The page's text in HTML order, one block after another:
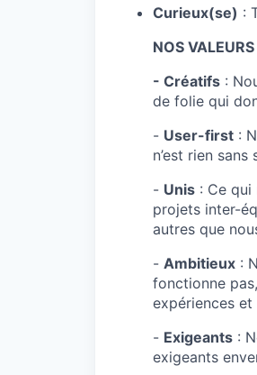
Curieux(se) :
NOS VALEURS
- Créatifs :
de folie qui
- User-first :
n’est rien
- Unis : Ce qui
projets inter-
autres que
- Ambitieux :
fonctionne
expériences et
- Exigeants :
exigeants